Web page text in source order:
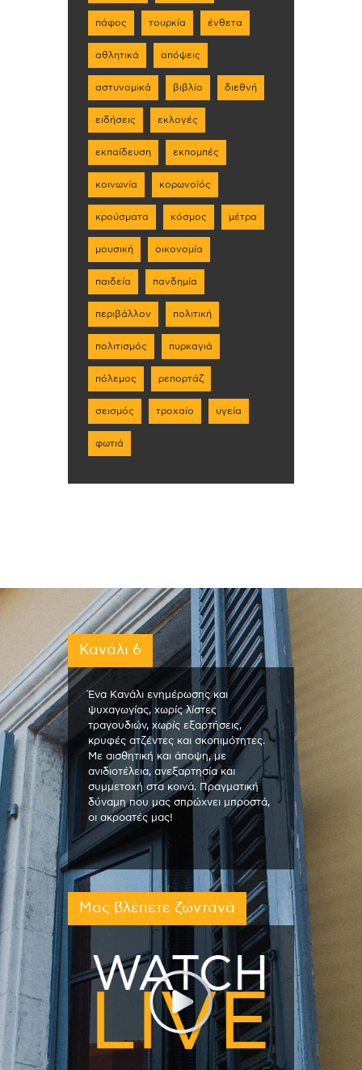
πάφος τουρκία ένθετα
αθλητικά απόψεις
αστυνομικά βιβλίο διεθνή
ειδήσεις εκλογές
εκπαίδευση εκπομπές
κοινωνία κορωνοϊός
κρούσματα κόσμος μέτρα
μουσική οικονομία
παιδεία πανδημία
περιβάλλον πολιτική
πολιτισμός πυρκαγιά
πόλεμος ρεπορτάζ
σεισμός τροχαίο υγεία
φωτιά
Κανάλι 6
Ένα Κανάλι ενημέρωσης και
ψυχαγωγίας, χωρίς λίστες
τραγουδιών, χωρίς εξαρτήσεις,
κρυφές ατζέντες και σκοπιμότητες.
Με αισθητική και άποψη, με
ανιδιοτέλεια, ανεξαρτησία και
συμμετοχή στα κοινά. Πραγματική
δύναμη που μας σπρώχνει μπροστά,
οι ακροατές μας!
Μας βλέπετε ζωντανά